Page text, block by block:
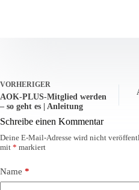
VORHERIGER
AOK-PLUS‑Mitglied werden
– so geht es | Anleitung
Schreibe einen Kommentar
Deine E-Mail-Adresse wird nicht
mit * markiert
Name *